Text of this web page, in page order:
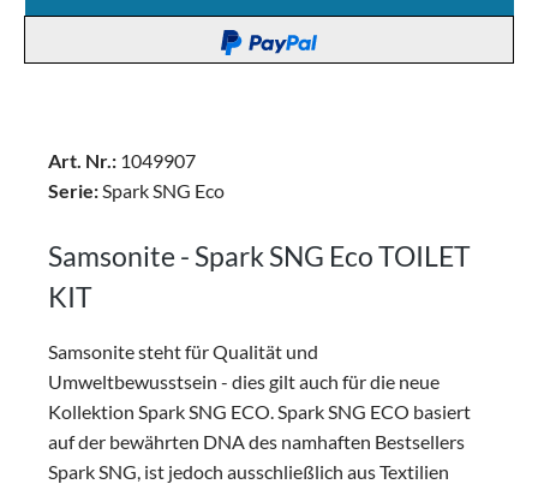
Art. Nr.: 1049907
Serie:Spark SNG Eco
Samsonite - Spark SNG Eco TOILET
KIT
Samsonite steht für Qualität und
Umweltbewusstsein - dies gilt auch für die neue
Kollektion Spark SNG ECO. Spark SNG ECO basiert
auf der bewährten DNA des namhaften Bestsellers
Spark SNG, ist jedoch ausschließlich aus Textilien